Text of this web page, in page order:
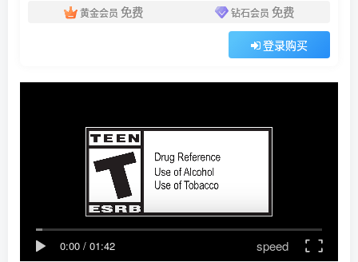
黄金会员 免费 钻石会员 免费
登录购买
0:00 / 01:42 speed